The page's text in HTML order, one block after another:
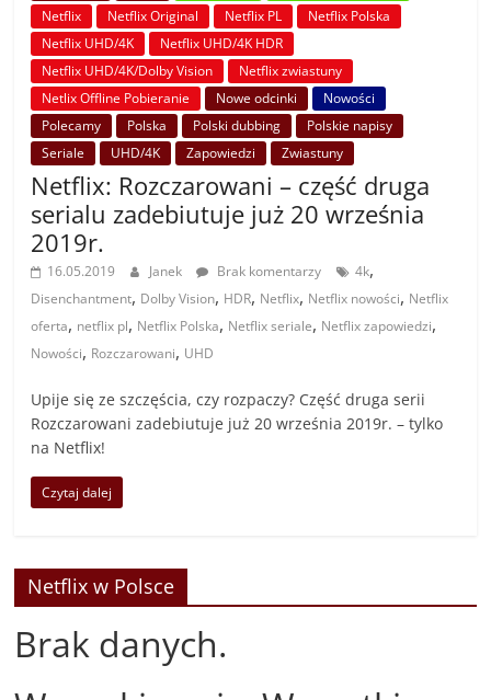
Netflix
Netflix Original Netflix PL
Netflix Polska
Netflix UHD/4K
Netflix UHD/4K HDR
Netflix UHD/4K/Dolby Vision
Netflix zwiastuny
Netlix Offline Pobieranie
Nowe odcinki
Nowości
Polecamy
Polska Polski dubbing
Polskie napisy
Seriale
UHD/4K Zapowiedzi Zwiastuny
Netflix: Rozczarowani – część druga
serialu zadebiutuje już 20 września
2019r.
16.05.2019 Janek Brak komentarzy 4k,
Disenchantment, Dolby Vision, HDR, Netflix, Netflix nowości, Netflix
oferta, netflix pl, Netflix Polska, Netflix seriale, Netflix zapowiedzi,
Nowości, Rozczarowani, UHD
Upije się ze szczęścia, czy rozpaczy? Część druga serii
Rozczarowani zadebiutuje już 20 września 2019r. – tylko
na Netflix!
Czytaj dalej
Netflix w Polsce
Brak danych.